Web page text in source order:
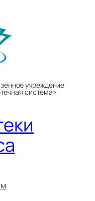
учреждение
система»